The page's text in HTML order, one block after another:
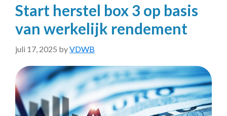
Start herstel box 3 op basis
van werkelijk rendement
juli 17, 2025 byVDWB